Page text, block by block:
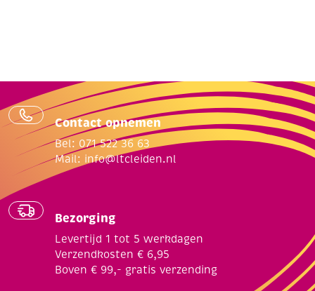
Contact opnemen
Bel: 071 522 36 63
Mail: info@ltcleiden.nl
Bezorging
Levertijd 1 tot 5 werkdagen
Verzendkosten € 6,95
Boven € 99,- gratis verzending